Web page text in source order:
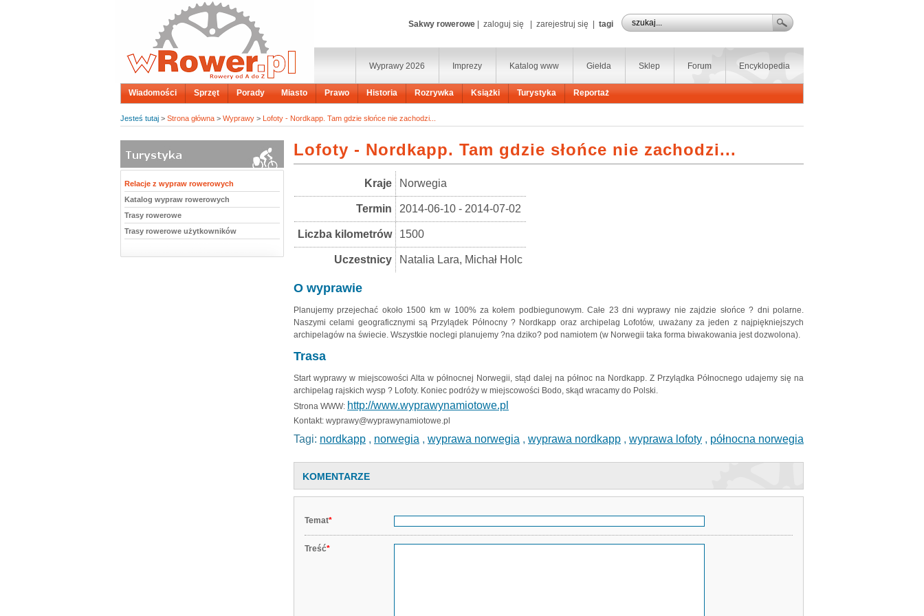
Sakwy rowerowe zaloguj się zarejestruj się tagi
Encyklopedia
Forum
Sklep
Giełda
Katalog www
Imprezy
Wyprawy 2026
Wiadomości Sprzęt Porady Miasto Prawo Historia Rozrywka Książki Turystyka Reportaż
Jesteś tutaj > Strona główna > Wyprawy > Lofoty - Nordkapp. Tam gdzie słońce nie zachodzi...
Relacje z wypraw rowerowych
Katalog wypraw rowerowych
Trasy rowerowe
Trasy rowerowe użytkowników
Lofoty - Nordkapp. Tam gdzie słońce nie zachodzi...
Kraje Norwegia
Termin 2014-06-10 - 2014-07-02
Liczba kilometrów 1500
Uczestnicy Natalia Lara, Michał Holc
O wyprawie
Planujemy przejechać około 1500 km w 100% za kołem podbiegunowym. Całe 23 dni wyprawy nie zajdzie słońce ? dni polarne.
Naszymi celami geograficznymi są Przylądek Północny ? Nordkapp oraz archipelag Lofotów, uważany za jeden z najpiękniejszych
archipelagów na świecie. Wszystkie noclegi planujemy ?na dziko? pod namiotem (w Norwegii taka forma biwakowania jest dozwolona).
Trasa
Start wyprawy w miejscowości Alta w północnej Norwegii, stąd dalej na północ na Nordkapp. Z Przylądka Północnego udajemy się na
archipelag rajskich wysp ? Lofoty. Koniec podróży w miejscowości Bodo, skąd wracamy do Polski.
Strona WWW: http://www.wyprawynamiotowe.pl
Kontakt: wyprawy@wyprawynamiotowe.pl
Tagi: nordkapp , norwegia , wyprawa norwegia , wyprawa nordkapp , wyprawa lofoty , północna norwegia
KOMENTARZE
Temat*
Treść*